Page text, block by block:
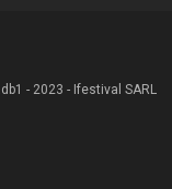
- 2023 - Ifestival SARL